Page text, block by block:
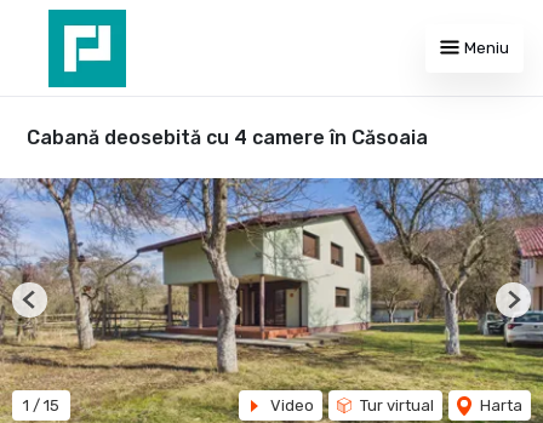
Meniu
Cabană deosebită cu 4 camere în Căsoaia
1 / 15 Video Tur virtual Harta
Previous